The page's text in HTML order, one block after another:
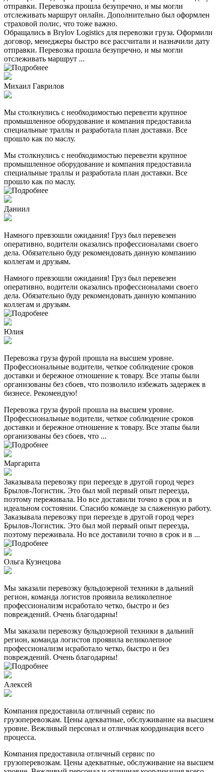
отправки. Перевозка прошла безупречно, и мы могли
отслеживать маршрут онлайн. Дополнительно был оформлен
страховой полис, что тоже важно.
Обращались в Brylov Logistics для перевозки груза. Оформили
договор, менеджеры быстро все рассчитали и назначили дату
отправки. Перевозка прошла безупречно, и мы могли
отслеживать маршрут ...
Михаил Гаврилов
Мы столкнулись с необходимостью перевезти крупное
промышленное оборудование и компания предоставила
специальные траллы и разработала план доставки. Все
прошло как по маслу.
Мы столкнулись с необходимостью перевезти крупное
промышленное оборудование и компания предоставила
специальные траллы и разработала план доставки. Все
прошло как по маслу.
Даниил
Намного превзошли ожидания! Груз был перевезен
оперативно, водители оказались профессионалами своего
дела. Обязательно буду рекомендовать данную компанию
коллегам и друзьям.
Намного превзошли ожидания! Груз был перевезен
оперативно, водители оказались профессионалами своего
дела. Обязательно буду рекомендовать данную компанию
коллегам и друзьям.
Юлия
Перевозка груза фурой прошла на высшем уровне.
Профессиональные водители, четкое соблюдение сроков
доставки и бережное отношение к товару. Все этапы были
организованы без сбоев, что позволило избежать задержек в
бизнесе. Рекомендую!
Перевозка груза фурой прошла на высшем уровне.
Профессиональные водители, четкое соблюдение сроков
доставки и бережное отношение к товару. Все этапы были
организованы без сбоев, что ...
Маргарита
Заказывала перевозку при переезде в другой город через
Брылов-Логистик. Это был мой первый опыт переезда,
поэтому переживала. Но все доставили точно в срок и в
идеальном состоянии. Спасибо команде за слаженную работу.
Заказывала перевозку при переезде в другой город через
Брылов-Логистик. Это был мой первый опыт переезда,
поэтому переживала. Но все доставили точно в срок и в ...
Ольга Кузнецова
Мы заказали перевозку бульдозерной техники в дальний
регион, команда логистов проявила великолепное
профессионализм исработало четко, быстро и без
повреждений. Очень благодарны!
Мы заказали перевозку бульдозерной техники в дальний
регион, команда логистов проявила великолепное
профессионализм исработало четко, быстро и без
повреждений. Очень благодарны!
Алексей
Компания предоставила отличный сервис по
грузоперевозкам. Цены адекватные, обслуживание на высшем
уровне. Вежливый персонал и отличная координация всего
процесса.
Компания предоставила отличный сервис по
грузоперевозкам. Цены адекватные, обслуживание на высшем